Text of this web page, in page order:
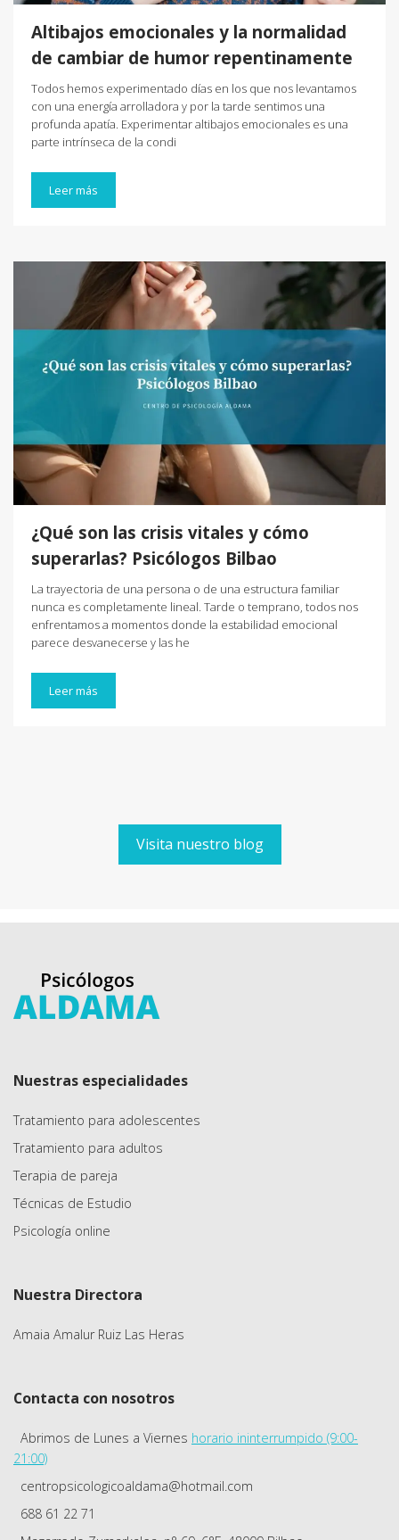
Altibajos emocionales y la normalidad
de cambiar de humor repentinamente
Todos hemos experimentado días en los que nos levantamos
con una energía arrolladora y por la tarde sentimos una
profunda apatía. Experimentar altibajos emocionales es una
parte intrínseca de la condi
Leer más
¿Qué son las crisis vitales y cómo
superarlas? Psicólogos Bilbao
La trayectoria de una persona o de una estructura familiar
nunca es completamente lineal. Tarde o temprano, todos nos
enfrentamos a momentos donde la estabilidad emocional
parece desvanecerse y las he
Leer más
Visita nuestro blog
Nuestras especialidades
Tratamiento para adolescentes
Tratamiento para adultos
Terapia de pareja
Técnicas de Estudio
Psicología online
Nuestra Directora
Amaia Amalur Ruiz Las Heras
Contacta con nosotros
Abrimos de Lunes a Viernes horario ininterrumpido (9:00-
21:00)
centropsicologicoaldama@hotmail.com
688 61 22 71